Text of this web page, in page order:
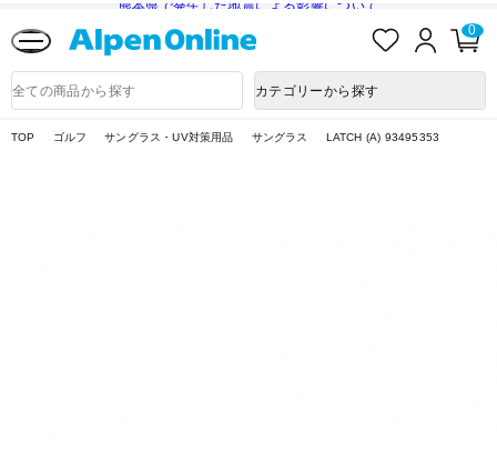
熊本県で発生した地震による影響について
入
ロ
ン
0
品
検
カテゴリーから探す
TOP ゴルフ サングラス・UV対策用品 サングラス LATCH (A) 93495353